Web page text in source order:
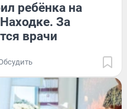
ребёнка на
За
врачи